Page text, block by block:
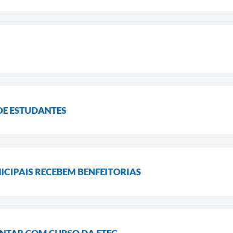
ESTUDANTES
RECEBEM BENFEITORIAS